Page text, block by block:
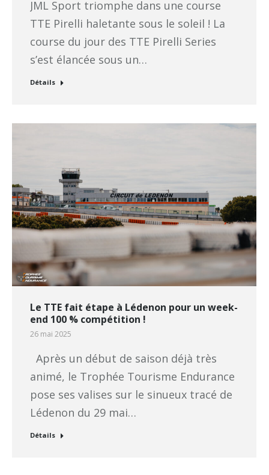
JML Sport triomphe dans une course
TTE Pirelli haletante sous le soleil ! La
course du jour des TTE Pirelli Series
s’est élancée sous un…
Détails
Le TTE fait étape à Lédenon pour un week-
end 100 % compétition !
26 mai 2025
Après un début de saison déjà très
animé, le Trophée Tourisme Endurance
pose ses valises sur le sinueux tracé de
Lédenon du 29 mai…
Détails